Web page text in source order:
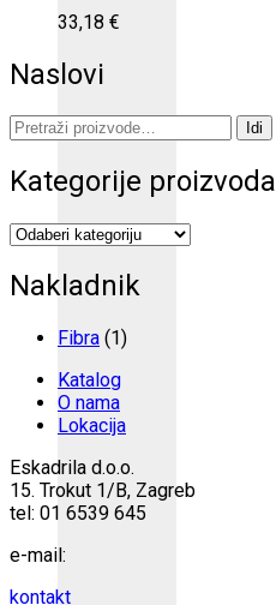
33,18 €
Naslovi
Pretraži: Idi
Kategorije proizvoda
Nakladnik
Fibra (1)
Katalog
O nama
Lokacija
Eskadrila d.o.o.
15. Trokut 1/B, Zagreb
tel: 01 6539 645
e-mail:
kontakt